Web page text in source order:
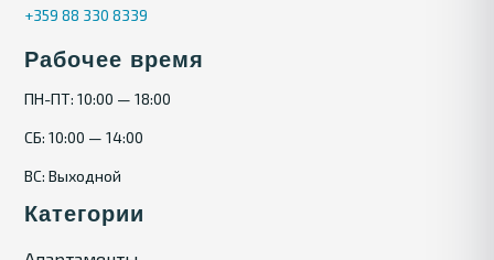
+359 88 330 8339
Рабочее время
ПН-ПТ: 10:00 — 18:00
СБ: 10:00 — 14:00
ВС: Выходной
Категории